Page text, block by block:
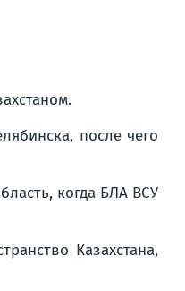
после чего
когда БЛА ВСУ
Казахстана,